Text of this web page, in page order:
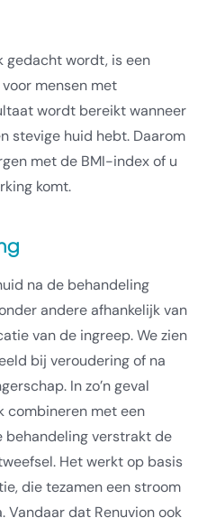
gedacht wordt, is een
mensen met
wordt bereikt wanneer
stevige huid hebt. Daarom
met de BMI-index of u
komt.
na de behandeling
andere afhankelijk van
van de ingreep. We zien
bij veroudering of na
In zo’n geval
combineren met een
behandeling verstrakt de
Het werkt op basis
die tezamen een stroom
Vandaar dat Renuvion ook